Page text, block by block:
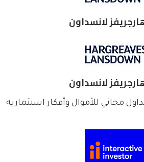
لانسداون
لانسداون
مجاني للأموال وأفكار استثمارية